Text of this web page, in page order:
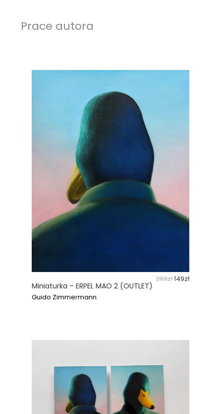
Prace autora
Miniaturka – ERPEL MAO 2 (OUTLET)
399zł149zł
Guido Zimmermann